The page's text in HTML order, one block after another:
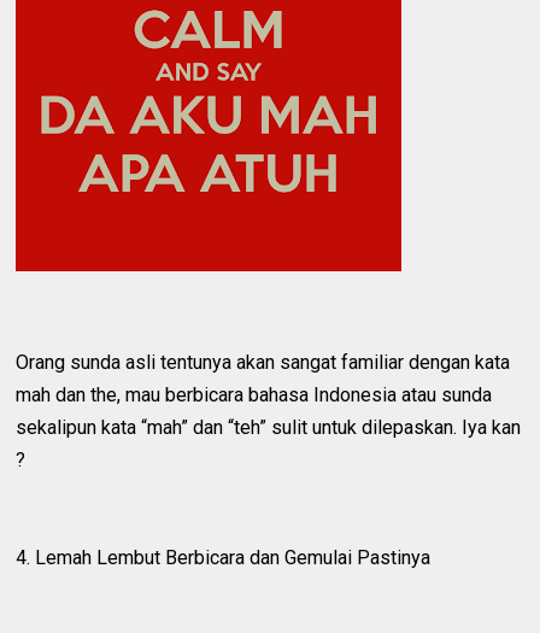
Orang sunda asli tentunya akan sangat familiar dengan kata
mah dan the, mau berbicara bahasa Indonesia atau sunda
sekalipun kata “mah” dan “teh” sulit untuk dilepaskan. Iya kan
?
4. Lemah Lembut Berbicara dan Gemulai Pastinya